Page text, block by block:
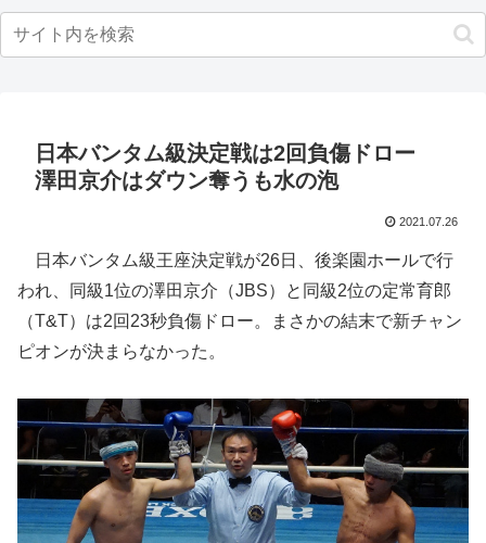
日本バンタム級決定戦は2回負傷ドロー
澤田京介はダウン奪うも水の泡
2021.07.26
日本バンタム級王座決定戦が26日、後楽園ホールで行
われ、同級1位の澤田京介（JBS）と同級2位の定常育郎
（T&T）は2回23秒負傷ドロー。まさかの結末で新チャン
ピオンが決まらなかった。